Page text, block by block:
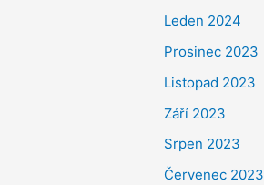
Leden 2024
Prosinec 2023
Listopad 2023
Září 2023
Srpen 2023
Červenec 2023